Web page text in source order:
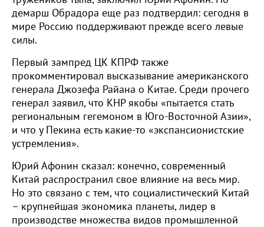
демарш Обрадора еще раз подтвердил: сегодня в
мире Россию поддерживают прежде всего левые
силы.
Первый зампред ЦК КПРФ также
прокомментировал высказывание американского
генерала Джозефа Райана о Китае. Среди прочего
генерал заявил, что КНР якобы «пытается стать
региональным гегемоном в Юго-Восточной Азии»,
и что у Пекина есть какие-то «экспансионистские
устремления».
Юрий Афонин сказал: конечно, современный
Китай распространил свое влияние на весь мир.
Но это связано с тем, что социалистический Китай
– крупнейшая экономика планеты, лидер в
производстве множества видов промышленной